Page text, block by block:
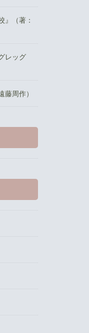
』（著：
レッグ
藤周作）